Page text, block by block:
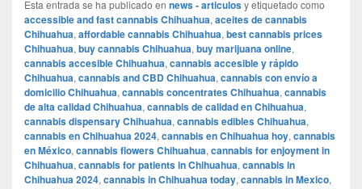
Esta entrada se ha publicado en news - articulosy etiquetado como
accessible and fast cannabis Chihuahua, aceites de cannabis
Chihuahua, affordable cannabis Chihuahua, best cannabis prices
Chihuahua, buy cannabis Chihuahua, buy marijuana online,
cannabis accesible Chihuahua, cannabis accesible y rápido
Chihuahua, cannabis and CBD Chihuahua, cannabis con envío a
domicilio Chihuahua, cannabis concentrates Chihuahua, cannabis
de alta calidad Chihuahua, cannabis de calidad en Chihuahua,
cannabis dispensary Chihuahua, cannabis edibles Chihuahua,
cannabis en Chihuahua 2024, cannabis en Chihuahua hoy, cannabis
en México, cannabis flowers Chihuahua, cannabis for enjoyment in
Chihuahua, cannabis for patients in Chihuahua, cannabis in
Chihuahua 2024, cannabis in Chihuahua today, cannabis in Mexico,